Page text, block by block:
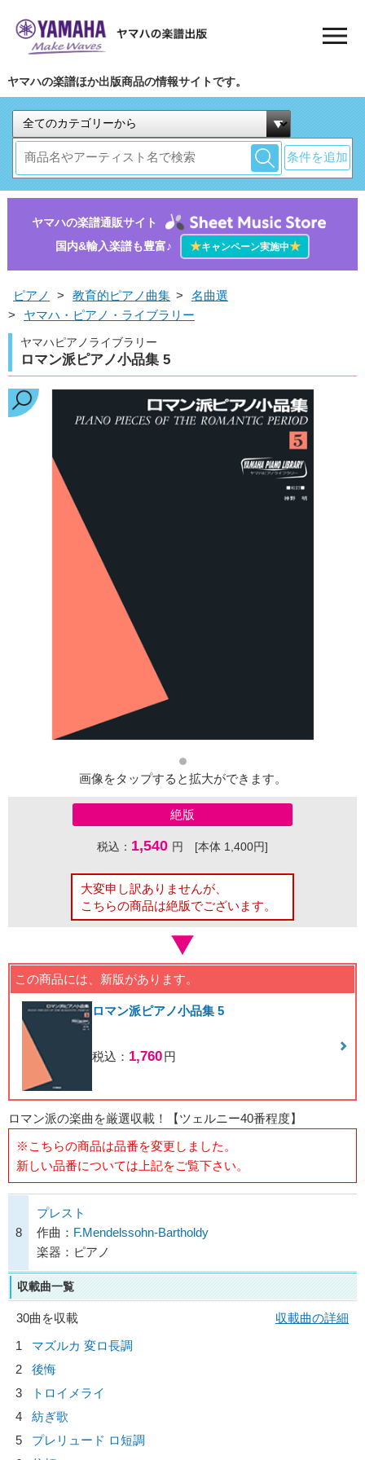
ヤマハの楽譜ほか出版商品の情報サイトです。
条件を追加
ヤマハの楽譜通販サイト
国内&輸入楽譜も豊富♪
★キャンペーン実施中★
ピアノ > 教育的ピアノ曲集 >
名曲選
>
ヤマハ・ピアノ・ライブラリー
ヤマハピアノライブラリー
ロマン派ピアノ小品集 5
画像をタップすると拡大ができます。
絶版
税込： 1,540 円 [本体 1,400円]
大変申し訳ありませんが、
こちらの商品は絶版でございます。
この商品には、新版があります。
ロマン派ピアノ小品集 5
税込： 1,760円
ロマン派の楽曲を厳選収載！【ツェルニー40番程度】
※こちらの商品は品番を変更しました。
新しい品番については上記をご覧下さい。
8
プレスト
作曲： F.Mendelssohn-Bartholdy
楽器：ピアノ
収載曲一覧
30曲を収載
収載曲の詳細
1
マズルカ 変ロ長調
2
後悔
3
トロイメライ
4
紡ぎ歌
5
プレリュード ロ短調